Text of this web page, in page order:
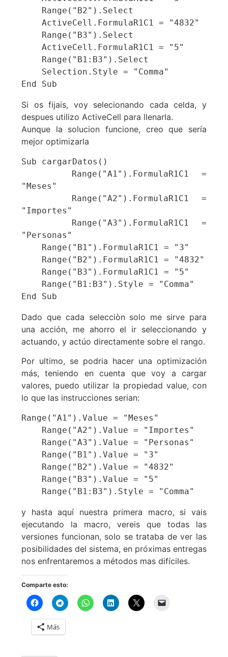
End Sub
Si os fijais, voy selecionando cada celda, y
despues utilizo ActiveCell para llenarla.
Aunque la solucion funcione, creo que sería
mejor optimizarla
Sub cargarDatos()
"Meses"
"Importes"
"Personas"
End Sub
Dado que cada selecciòn solo me sirve para
una acción, me ahorro el ir seleccionando y
actuando, y actúo directamente sobre el rango.
Por ultimo, se podria hacer una optimización
más, teniendo en cuenta que voy a cargar
valores, puedo utilizar la propiedad value, con
lo que las instrucciones serian:
Range("A1").Value = "Meses"
    Range("B1:B3").Style = "Comma"
y hasta aquí nuestra primera macro, si vais
ejecutando la macro, vereis que todas las
versiones funcionan, solo se trataba de ver las
posibilidades del sistema, en próximas entregas
nos enfrentaremos a métodos mas difíciles.
Comparte esto:
Más